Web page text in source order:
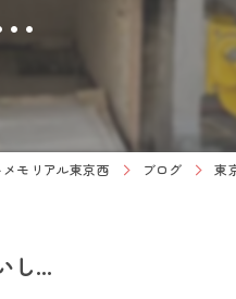
立
メ
モリアル東京西 ブログ 東
し...